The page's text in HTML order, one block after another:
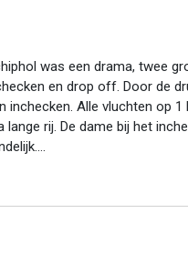
was een drama, twee
off. Door de drukte mocht
inchecken. Alle vluchten op 1
lange rij. De dame bij het
zat iedereen in het vliegtuig
de mensen met een